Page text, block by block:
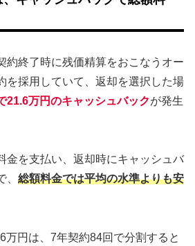
約終了時に残価精算をおこなうオー
を採用していて、返却を選択した場
21.6万円のキャッシュバックが発生
金を支払い、返却時にキャッシュバ
総額料金では平均の水準よりも安
万円は、7年契約84回で分割すると